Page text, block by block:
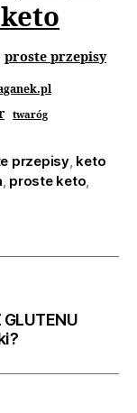
proste przepisy
twaróg
przepisy, keto
, proste keto,
GLUTENU